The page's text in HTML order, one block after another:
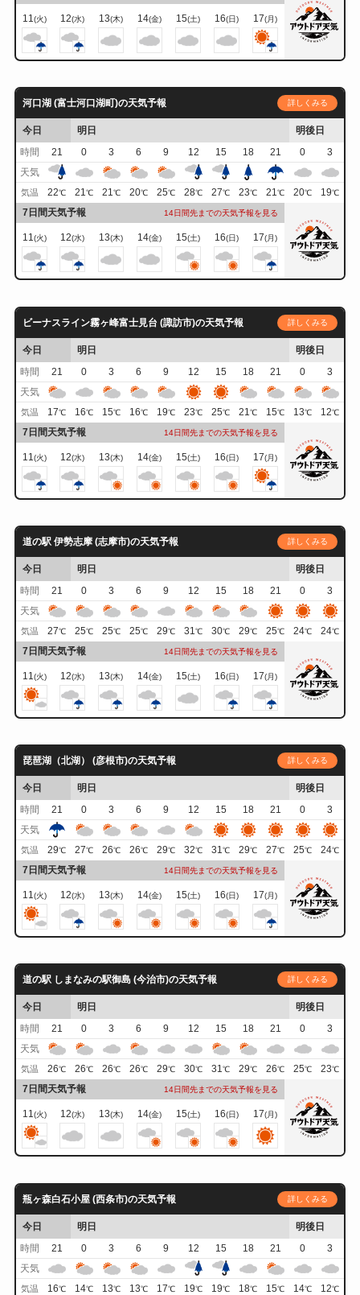
11(火) 12(水) 13(木) 14(金) 15(土) 16(日) 17(月)
河口湖 (富士河口湖町)の天気予報 詳しくみる
今日 明日
明後日
時間
21 0 3 6 9 12 15 18 21 0
3
天気
気温 22℃ 21℃ 21℃ 20℃ 25℃ 28℃ 27℃ 23℃ 21℃ 20℃ 19℃
7日間天気予報 14日間先までの天気予報を見る
11(火) 12(水) 13(木) 14(金) 15(土) 16(日) 17(月)
ビーナスライン霧ヶ峰富士見台 (諏訪市)の天気予報 詳しくみる
今日 明日
明後日
時間
21 0 3 6 9 12 15 18 21 0
3
天気
気温 17℃ 16℃ 15℃ 16℃ 19℃ 23℃ 25℃ 21℃ 15℃ 13℃ 12℃
7日間天気予報 14日間先までの天気予報を見る
11(火) 12(水) 13(木) 14(金) 15(土) 16(日) 17(月)
道の駅 伊勢志摩 (志摩市)の天気予報 詳しくみる
今日 明日
明後日
時間
21 0 3 6 9 12 15 18 21 0
3
天気
気温 27℃ 25℃ 25℃ 25℃ 29℃ 31℃ 30℃ 29℃ 25℃ 24℃ 24℃
7日間天気予報 14日間先までの天気予報を見る
11(火) 12(水) 13(木) 14(金) 15(土) 16(日) 17(月)
琵琶湖（北湖） (彦根市)の天気予報 詳しくみる
今日 明日
明後日
時間
21 0 3 6 9 12 15 18 21 0
3
天気
気温 29℃ 27℃ 26℃ 26℃ 29℃ 32℃ 31℃ 29℃ 27℃ 25℃ 24℃
7日間天気予報 14日間先までの天気予報を見る
11(火) 12(水) 13(木) 14(金) 15(土) 16(日) 17(月)
道の駅 しまなみの駅御島 (今治市)の天気予報 詳しくみる
今日 明日
明後日
時間
21 0 3 6 9 12 15 18 21 0
3
天気
気温 26℃ 26℃ 26℃ 26℃ 29℃ 30℃ 31℃ 29℃ 26℃ 25℃ 23℃
7日間天気予報 14日間先までの天気予報を見る
11(火) 12(水) 13(木) 14(金) 15(土) 16(日) 17(月)
瓶ヶ森白石小屋 (西条市)の天気予報 詳しくみる
今日 明日
明後日
時間
21 0 3 6 9 12 15 18 21 0
3
天気
気温 16℃ 14℃ 13℃ 13℃ 17℃ 19℃ 19℃ 18℃ 15℃ 14℃ 12℃